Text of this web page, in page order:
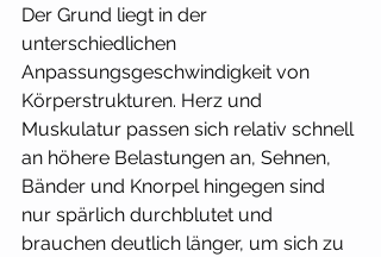
Der Grund liegt in der
unterschiedlichen
Anpassungsgeschwindigkeit von
Körperstrukturen. Herz und
Muskulatur passen sich relativ schnell
an höhere Belastungen an, Sehnen,
Bänder und Knorpel hingegen sind
nur spärlich durchblutet und
brauchen deutlich länger, um sich zu